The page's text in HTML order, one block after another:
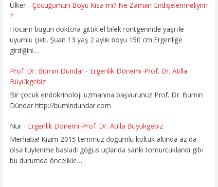
Ülker- Çocuğumun Boyu Kısa mı? Ne Zaman Endişelenmeliyim
?
Hocam bugün doktora gittik el bilek röntgeninde yaşı ile
uyumlu çıktı. Şuan 13 yaş 2 aylık boyu 150 cm.Ergenliğe
girdiğini…
Prof. Dr. Bumin Dündar- Ergenlik Dönemi-Prof. Dr. Atilla
Büyükgebiz
Bir çocuk endokrinoloji uzmanına başvurunuz Prof. Dr. Bumin
Dündar http://bumindundar.com
Nur- Ergenlik Dönemi-Prof. Dr. Atilla Büyükgebiz
Merhaba! Kızım 2015 temmuz doğumlu koltuk altında az da
olsa tüylenme basladı göğüs uçlarıda sanki tomurcuklandı gibi
bu durumda öncelikle…